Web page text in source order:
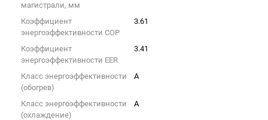
магистрали, мм
Коэффициент
энергоэффективности COP
3.61
Коэффициент
энергоэффективности EER
3.41
Класс энергоэффективности
(обогрев)
A
Класс энергоэффективности
(охлаждение)
A